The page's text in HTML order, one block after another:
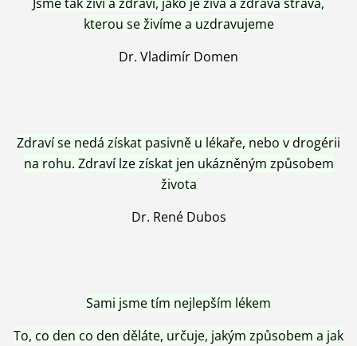
kterou se živíme a uzdravujeme
Dr. Vladimír Domen
Zdraví se nedá získat pasivně u lékaře, nebo v drogérii
na rohu. Zdraví lze získat jen ukázněným způsobem
života
Dr. René Dubos
Sami jsme tím nejlepším lékem
To, co den co den děláte, určuje, jakým způsobem a jak